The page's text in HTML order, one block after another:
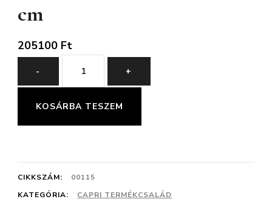
cm
205100 Ft
-
Capri
1-
es
Összeállítás
cm
mennyiség
+
KOSÁRBA TESZEM
CIKKSZÁM:
00115
KATEGÓRIA:
CAPRI TERMÉKCSALÁD